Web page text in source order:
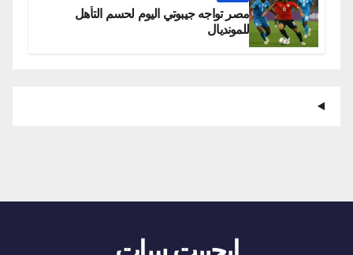
مصر تواجه جيبوتي اليوم لحسم التأهل
للمونديال